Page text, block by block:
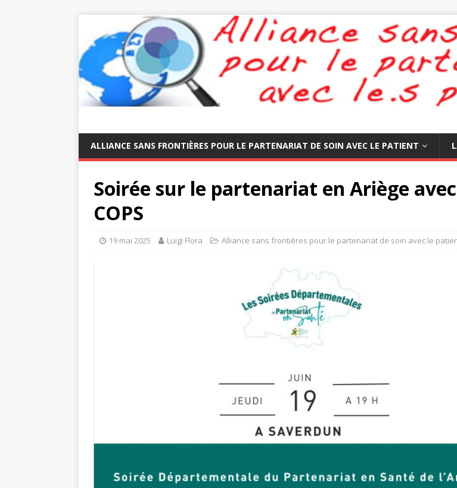
ALLIANCE SANS FRONTIÈRES POUR LE PARTENARIAT DE SOIN AVEC LE PATIENT
Soirée sur le partenariat en Ariège avec
COPS
19 mai 2025 Luigi Flora Alliance sans frontières pour le partenariat de soin avec le